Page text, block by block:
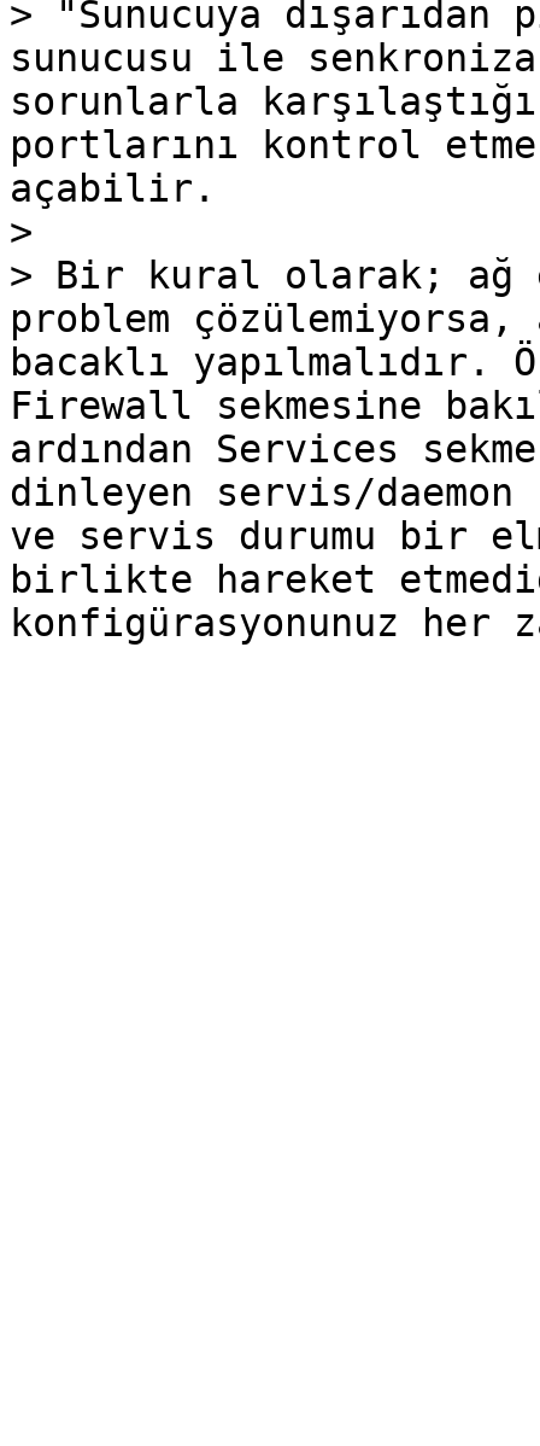
> "Sunucuya dışarıdan
sunucusu ile
sorunlarla
portlarını kontrol
açabilir.
>
> Bir kural olarak;
problem
bacaklı yapılmalıdır.
Firewall sekmesine
ardından Services
dinleyen servis/
ve servis durumu bir
birlikte hareket